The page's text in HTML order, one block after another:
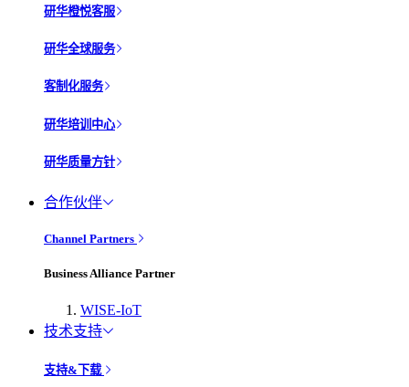
研华橙悦客服
研华全球服务
客制化服务
研华培训中心
研华质量方针
合作伙伴
Channel Partners
Business Alliance Partner
WISE-IoT
技术支持
支持&下载